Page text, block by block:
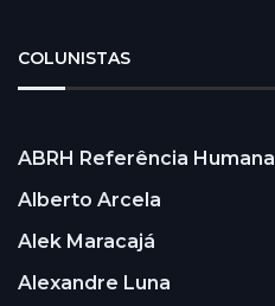
COLUNISTAS
ABRH Referência Humana
Alberto Arcela
Alek Maracajá
Alexandre Luna